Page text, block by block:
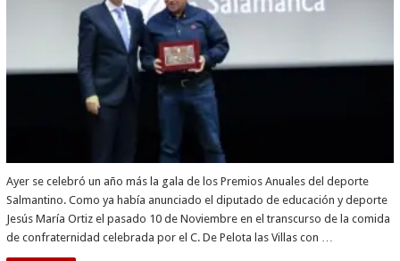
Ayer se celebró un año más la gala de los Premios Anuales del deporte
Salmantino. Como ya había anunciado el diputado de educación y deporte
Jesús María Ortiz el pasado 10 de Noviembre en el transcurso de la comida
de confraternidad celebrada por el C. De Pelota las Villas con …